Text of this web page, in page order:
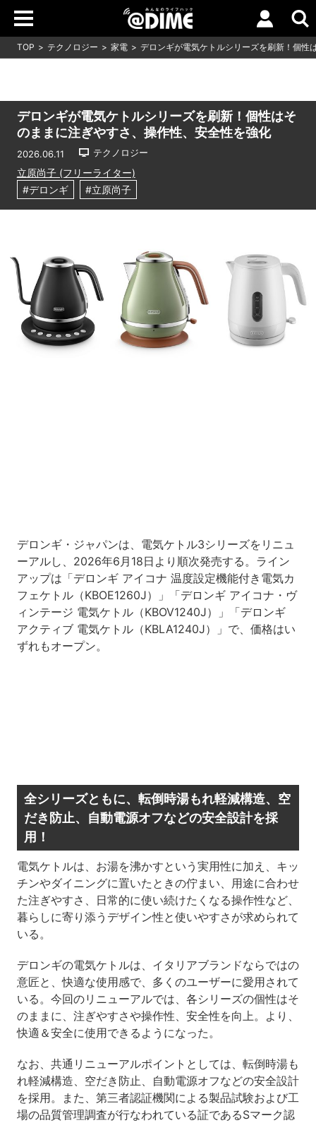
TOP テクノロジー 家電 デロンギが電気ケトルシリーズを刷新！個性
デロンギが電気ケトルシリーズを刷新！個性はそ
のままに注ぎやすさ、操作性、安全性を強化
2026.06.11 テクノロジー
立原尚子 (フリーライター)
#デロンギ
#立原尚子
デロンギ・ジャパンは、電気ケトル3シリーズをリニュ
ーアルし、2026年6月18日より順次発売する。ライン
アップは「デロンギ アイコナ 温度設定機能付き電気カ
フェケトル（KBOE1260J）」「デロンギ アイコナ・ヴ
ィンテージ 電気ケトル（KBOV1240J）」「デロンギ
アクティブ 電気ケトル（KBLA1240J）」で、価格はい
ずれもオープン。
全シリーズともに、転倒時湯もれ軽減構造、空
だき防止、自動電源オフなどの安全設計を採
用！
電気ケトルは、お湯を沸かすという実用性に加え、キッ
チンやダイニングに置いたときの佇まい、用途に合わせ
た注ぎやすさ、日常的に使い続けたくなる操作性など、
暮らしに寄り添うデザイン性と使いやすさが求められて
いる。
デロンギの電気ケトルは、イタリアブランドならではの
意匠と、快適な使用感で、多くのユーザーに愛用されて
いる。今回のリニューアルでは、各シリーズの個性はそ
のままに、注ぎやすさや操作性、安全性を向上。より、
快適＆安全に使用できるようになった。
なお、共通リニューアルポイントとしては、転倒時湯も
れ軽減構造、空だき防止、自動電源オフなどの安全設計
を採用。また、第三者認証機関による製品試験および工
場の品質管理調査が行なわれている証であるSマーク認